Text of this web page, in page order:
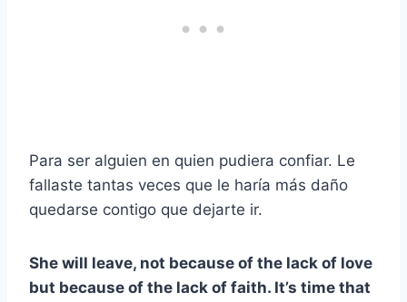
Para ser alguien en quien pudiera confiar. Le
fallaste tantas veces que le haría más daño
quedarse contigo que dejarte ir.
She will leave, not because of the lack of love
but because of the lack of faith. It’s time that